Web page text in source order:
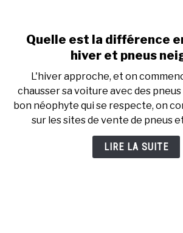
link
to
est
la
différence
entre
pneus
Quelle est la différence
hiver et pneus
L'hiver approche, et on
chausser sa voiture avec des
bon néophyte qui se respecte, on
sur les sites de vente de pneus
LIRE LA SUITE